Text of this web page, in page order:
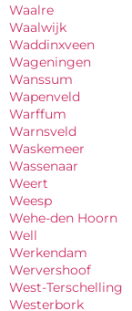
Waalre
Waalwijk
Waddinxveen
Wageningen
Wanssum
Wapenveld
Warffum
Warnsveld
Waskemeer
Wassenaar
Weert
Weesp
Wehe-den Hoorn
Well
Werkendam
Wervershoof
West-Terschelling
Westerbork